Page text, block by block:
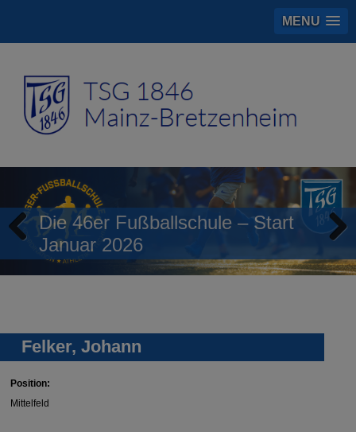
MENU
Die 46er Fußballschule – Start
Januar 2026
Previous
Felker, Johann
Position:
Mittelfeld